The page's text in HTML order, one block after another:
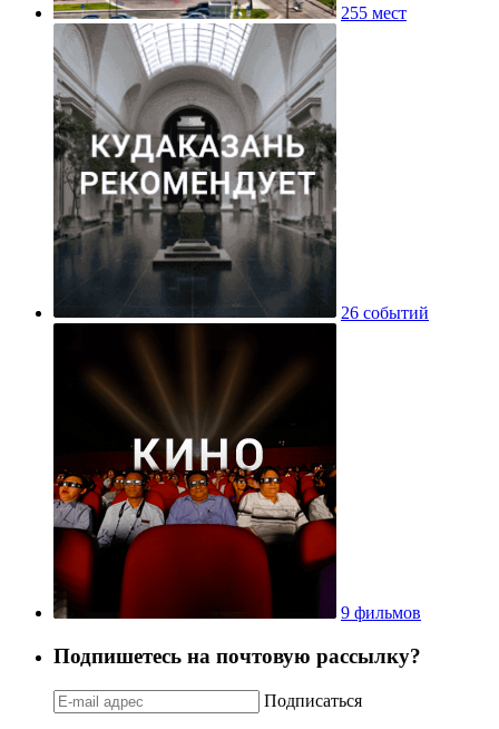
255 мест
26 событий
9 фильмов
Подпишетесь на почтовую рассылку?
Подписаться